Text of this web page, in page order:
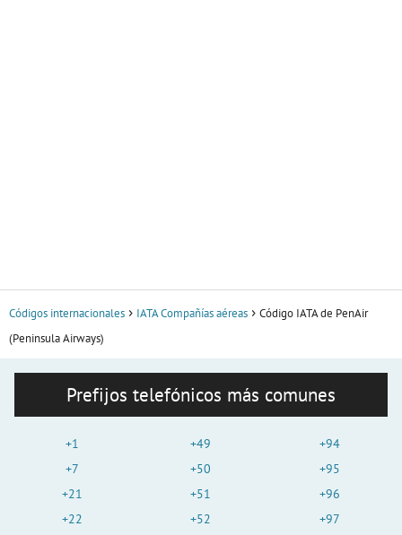
Códigos internacionales IATA Compañías aéreas
Código IATA de PenAir
(Peninsula Airways)
Prefijos telefónicos más comunes
+1
+7
+21
+22
+49
+50
+51
+52
+94
+95
+96
+97